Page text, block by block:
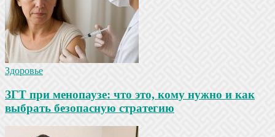
Здоровье
ЗГТ при менопаузе: что это, кому нужно и как
выбрать безопасную стратегию